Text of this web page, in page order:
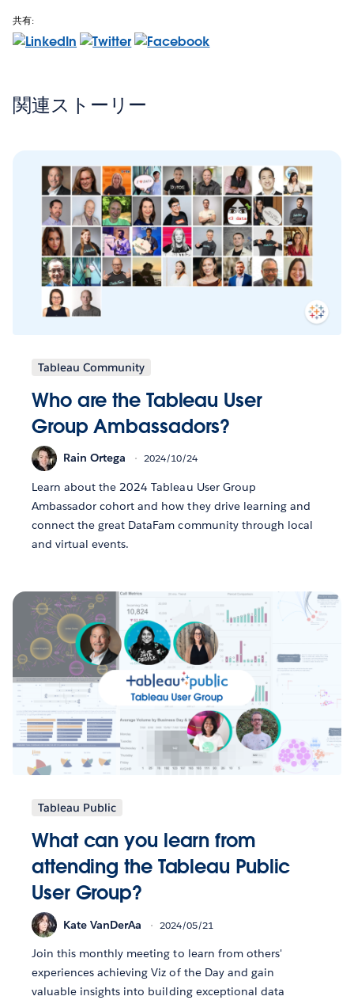
共有:
関連ストーリー
Tableau Community
Who are the Tableau User
Group Ambassadors?
Rain Ortega 2024/10/24
Learn about the 2024 Tableau User Group
Ambassador cohort and how they drive learning and
connect the great DataFam community through local
and virtual events.
Tableau Public
What can you learn from
attending the Tableau Public
User Group?
Kate VanDerAa 2024/05/21
Join this monthly meeting to learn from others'
experiences achieving Viz of the Day and gain
valuable insights into building exceptional data